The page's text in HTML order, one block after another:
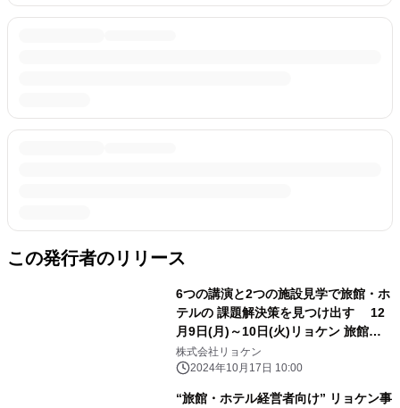
この発行者のリリース
6つの講演と2つの施設見学で旅館・ホ
テルの 課題解決策を見つけ出す 12
月9日(月)～10日(火)リョケン 旅館大
学セミナー
株式会社リョケン
2024年10月17日 10:00
“旅館・ホテル経営者向け” リョケン事